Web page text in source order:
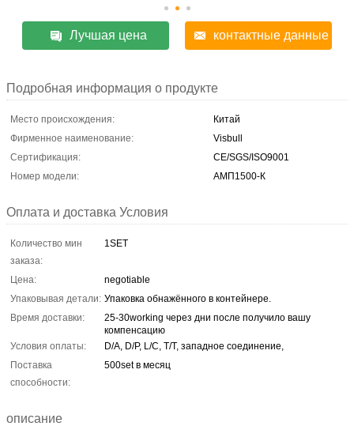
Лучшая цена контактные данные
Подробная информация о продукте
Место происхождения:
Китай
Фирменное наименование:
Visbull
Сертификация:
CE/SGS/ISO9001
Номер модели:
АМП1500-К
Оплата и доставка Условия
Количество мин
заказа:
1SET
Цена:
negotiable
Упаковывая детали: Упаковка обнажённого в контейнере.
Время доставки:
25-30working через дни после получило вашу
компенсацию
Условия оплаты:
D/A, D/P, L/C, T/T, западное соединение,
Поставка
способности:
500set в месяц
описание